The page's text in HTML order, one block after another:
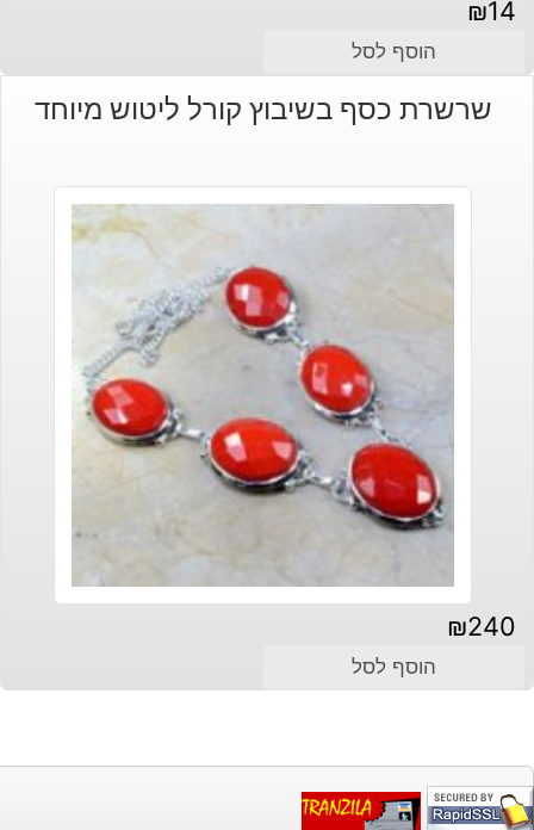
₪14
הוסף לסל
שרשרת כסף בשיבוץ קורל ליטוש מיוחד
₪240
הוסף לסל